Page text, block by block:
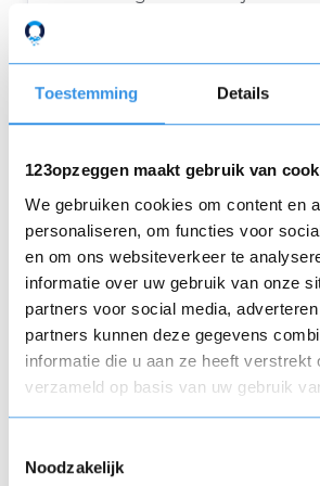
Toestemming Details
123opzeggen maakt gebruik van
We gebruiken cookies om content en
personaliseren, om functies voor
en om ons websiteverkeer te
informatie over uw gebruik van onze
partners voor social media,
partners kunnen deze gegevens
informatie die u aan ze heeft verstrekt
verzameld op basis van uw gebruik
Noodzakelijk
laptops en pc’s
en Fire TV
Veelgestelde
streamingdiensten
Wat is het verschil
en betaalde
Gratis versies bevatten vaak
of beperkingen. Betaalde
bieden onbeperkte toegang